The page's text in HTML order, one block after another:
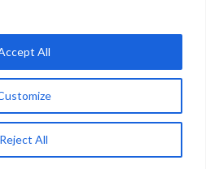
Reject All
All
AFreshincSolution